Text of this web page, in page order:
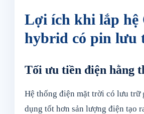
Lợi ích khi lắp hệ
hybrid có pin lưu
Tối ưu tiền điện hằng
Hệ thống điện mặt trời có lưu trữ
dụng tốt hơn sản lượng điện tạo